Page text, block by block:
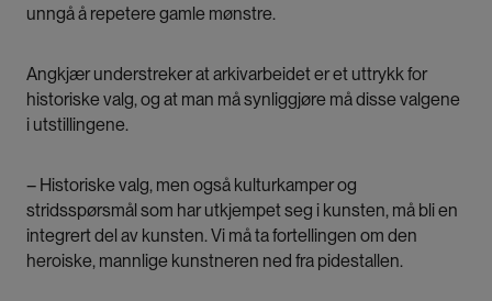
unngå å repetere gamle mønstre.
Angkjær understreker at arkivarbeidet er et uttrykk for
historiske valg, og at man må synliggjøre må disse valgene
i utstillingene.
– Historiske valg, men også kulturkamper og
stridsspørsmål som har utkjempet seg i kunsten, må bli en
integrert del av kunsten. Vi må ta fortellingen om den
heroiske, mannlige kunstneren ned fra pidestallen.